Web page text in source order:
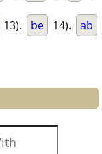
13). be 14). ab